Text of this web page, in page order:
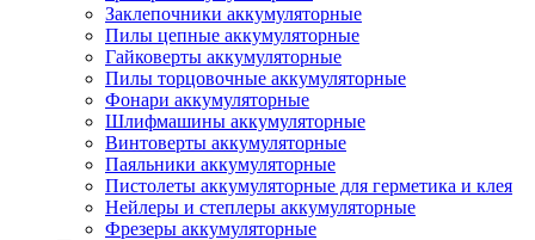
Заклепочники аккумуляторные
Пилы цепные аккумуляторные
Гайковерты аккумуляторные
Пилы торцовочные аккумуляторные
Фонари аккумуляторные
Шлифмашины аккумуляторные
Винтоверты аккумуляторные
Паяльники аккумуляторные
Пистолеты аккумуляторные для герметика и клея
Нейлеры и степлеры аккумуляторные
Фрезеры аккумуляторные